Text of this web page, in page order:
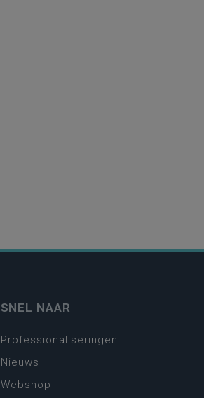
SNEL NAAR
Professionaliseringen
Nieuws
Webshop